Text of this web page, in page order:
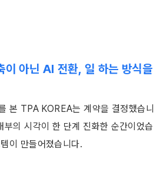
이 아닌 AI 전환, 일 하는 방식을
본 TPA KOREA는 계약을 결정했습니
의 시각이 한 단계 진화한 순간이었습
이 만들어졌습니다.